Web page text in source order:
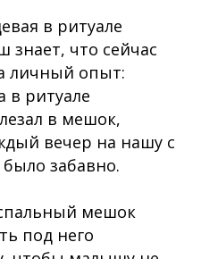
в ритуале
что сейчас
личный опыт:
в ритуале
в мешок,
вечер на нашу с
забавно.
мешок
под него